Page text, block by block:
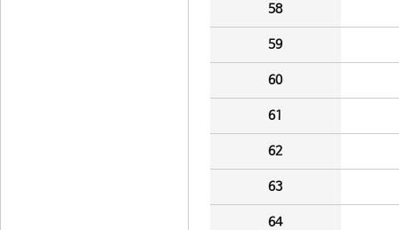
58
59
60
61
62
63
64